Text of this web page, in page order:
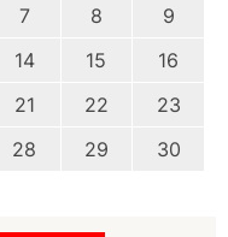
7 8
9
14 15
16
21 22
23
28 29
30